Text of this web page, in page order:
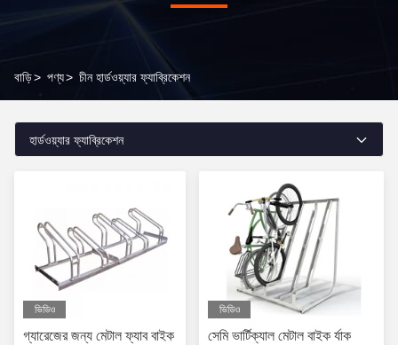
বাড়ি> পণ্য> চীন হার্ডওয়্যার ফ্যাব্রিকেশন
হার্ডওয়্যার ফ্যাব্রিকেশন
ভিডিও
গ্যারেজের জন্য মেটাল ফ্যাব বাইক
ভিডিও
সেমি ভার্টিক্যাল মেটাল বাইক র্যাক